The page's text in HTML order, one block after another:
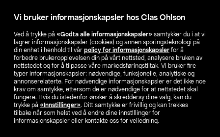
Vi bruker informasjonskapsler hos Clas Ohlson
Ved å trykke på «Godta alle informasjonskapsler» samtykker du i at vi
lagrer informasjonskapsler (cookies) og annen sporingsteknologi på
din enhet i henhold til vår policy for informasjonskapsler for å
forbedre brukeropplevelsen din på vårt nettsted, analysere bruken av
nettstedet og for å tilpasse våre markedsføringstiltak. Vi bruker fire
typer informasjonskapsler: nødvendige, funksjonelle, analytiske og
annonserelaterte. For nødvendige informasjonskapsler er det ikke noe
krav om samtykke, ettersom de er nødvendige for at nettstedet skal
fungere. Hvis du istedenfor ønsker å skreddersy dine valg, kan du
trykke på «Innstillinger». Ditt samtykke er frivillig og kan trekkes
tilbake når som helst ved å endre dine innstillinger for
informasjonskapsler eller kontakte oss for veiledning.
Aktuelt
Våre selskaper
Finn din butikk
SE NO FI